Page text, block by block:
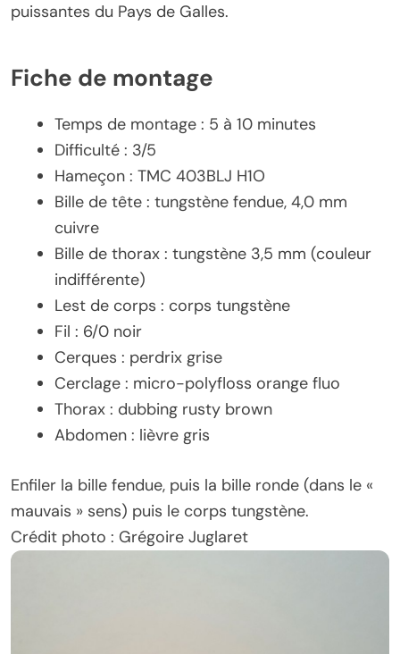
puissantes du Pays de Galles.
Fiche de montage
Temps de montage : 5 à 10 minutes
Difficulté : 3/5
Hameçon : TMC 403BLJ H1O
Bille de tête : tungstène fendue, 4,0 mm
cuivre
Bille de thorax : tungstène 3,5 mm (couleur
indifférente)
Lest de corps : corps tungstène
Fil : 6/0 noir
Cerques : perdrix grise
Cerclage : micro-polyfloss orange fluo
Thorax : dubbing rusty brown
Abdomen : lièvre gris
Enfiler la bille fendue, puis la bille ronde (dans le «
mauvais » sens) puis le corps tungstène.
Crédit photo : Grégoire Juglaret